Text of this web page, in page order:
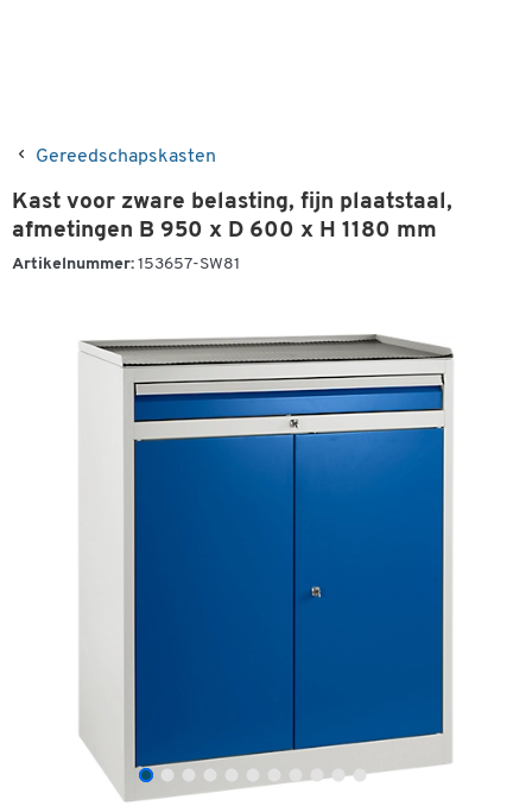
Gereedschapskasten
Kast voor zware belasting, fijn plaatstaal,
afmetingen B 950 x D 600 x H 1180 mm
Artikelnummer: 153657-SW81